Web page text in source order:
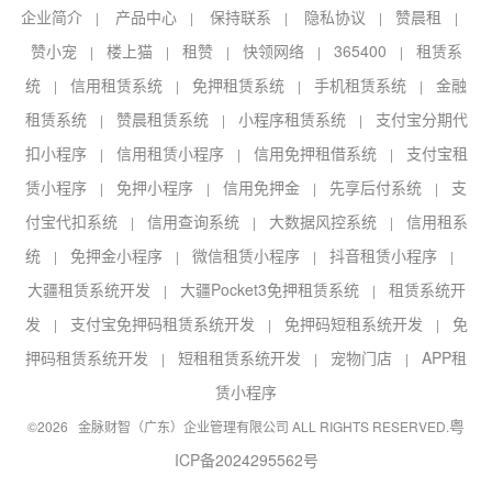
企业简介 | 产品中心 | 保持联系 | 隐私协议 | 赞晨租 |
赞小宠 | 楼上猫| 租赞| 快领网络| 365400 | 租赁系
统 | 信用租赁系统 | 免押租赁系统 | 手机租赁系统 | 金融
租赁系统| 赞晨租赁系统| 小程序租赁系统| 支付宝分期代
扣小程序| 信用租赁小程序| 信用免押租借系统| 支付宝租
赁小程序 | 免押小程序 | 信用免押金 | 先享后付系统 | 支
付宝代扣系统| 信用查询系统| 大数据风控系统| 信用租系
统 | 免押金小程序 | 微信租赁小程序 | 抖音租赁小程序 |
大疆租赁系统开发 | 大疆Pocket3免押租赁系统| 租赁系统开
发 | 支付宝免押码租赁系统开发 | 免押码短租系统开发 | 免
押码租赁系统开发 | 短租租赁系统开发 | 宠物门店 | APP租
赁小程序
©2026 金脉财智（广东）企业管理有限公司 ALL RIGHTS RESERVED.粤
ICP备2024295562号